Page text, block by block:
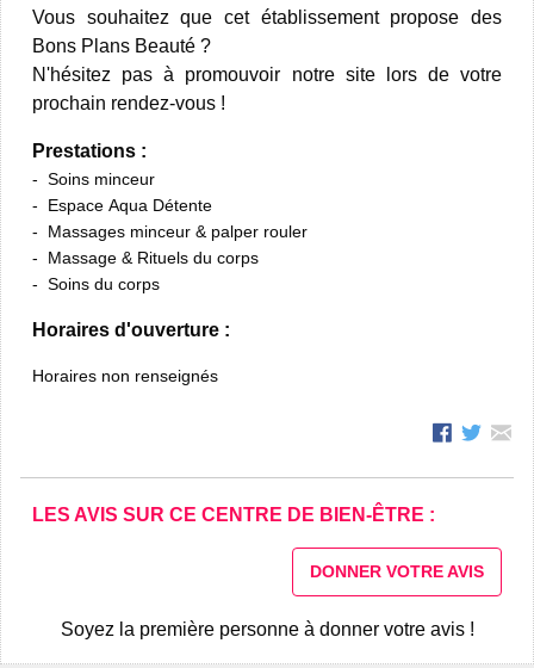
Vous souhaitez que cet établissement propose des
Bons Plans Beauté ?
N'hésitez pas à promouvoir notre site lors de votre
prochain rendez-vous !
Prestations :
Soins minceur
Espace Aqua Détente
Massages minceur & palper rouler
Massage & Rituels du corps
Soins du corps
Horaires d'ouverture :
Horaires non renseignés
LES AVIS SUR CE CENTRE DE BIEN-ÊTRE :
DONNER VOTRE AVIS
Soyez la première personne à donner votre avis !